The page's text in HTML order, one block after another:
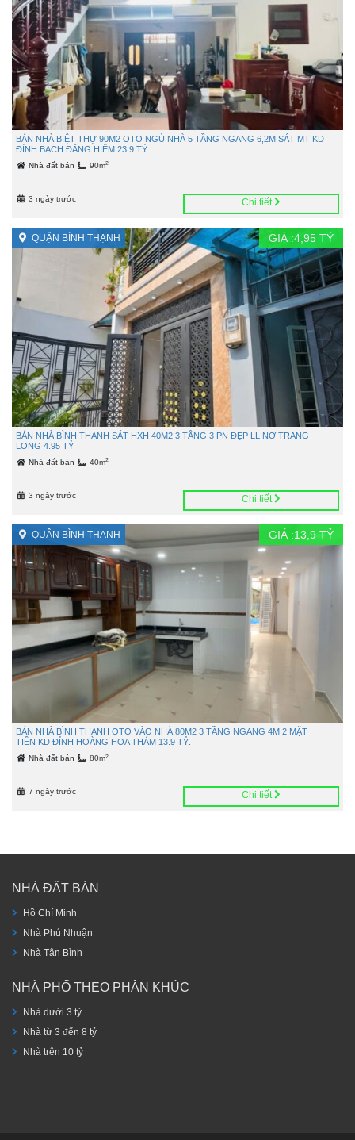
BÁN NHÀ BIỆT THỰ 90M2 OTO NGỦ NHÀ 5 TẦNG NGANG 6,2M SÁT MT KD
ĐỈNH BẠCH ĐẰNG HIẾM 23.9 TỶ
Nhà đất bán 90m2
3 ngày trước Chi tiết
QUẬN BÌNH THẠNH GIÁ :4,95 TỶ
BÁN NHÀ BÌNH THẠNH SÁT HXH 40M2 3 TẦNG 3 PN ĐẸP LL NƠ TRANG
LONG 4.95 TỶ
Nhà đất bán 40m2
3 ngày trước Chi tiết
QUẬN BÌNH THẠNH GIÁ :13,9 TỶ
BÁN NHÀ BÌNH THẠNH OTO VÀO NHÀ 80M2 3 TẦNG NGANG 4M 2 MẶT
TIỀN KD ĐỈNH HOÀNG HOA THÁM 13.9 TỶ.
Nhà đất bán 80m2
7 ngày trước Chi tiết
NHÀ ĐẤT BÁN
Hồ Chí Minh
Nhà Phú Nhuận
Nhà Tân Bình
NHÀ PHỐ THEO PHÂN KHÚC
Nhà dưới 3 tỷ
Nhà từ 3 đến 8 tỷ
Nhà trên 10 tỷ